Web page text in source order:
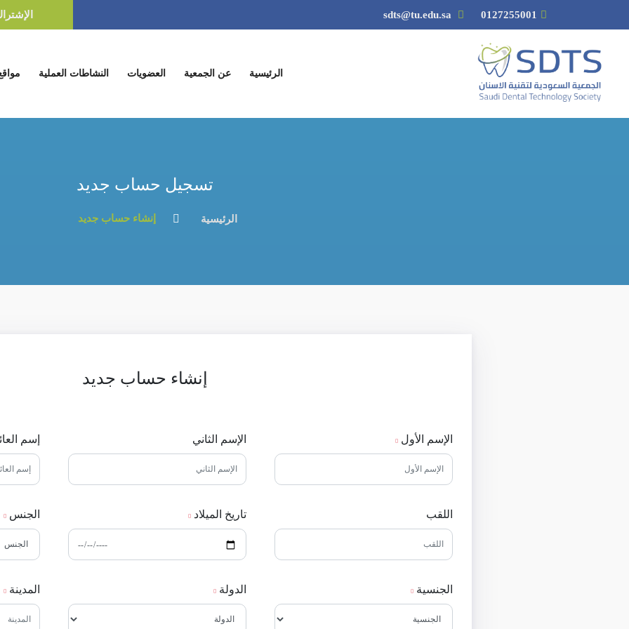
0127255001
الرئيسية عن الجمعية العضويات النشاطات العملية
تسجيل حساب جديد
الرئيسية إنشاء حساب جديد
إنشاء حساب جديد
الإسم الأول الإسم الثاني إسم
اللقب تاريخ الميلاد الجنس
الجنسية الدولة المدينة